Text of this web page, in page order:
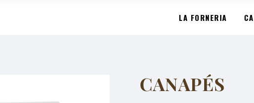
LA FORNERIA
CANAPÉS